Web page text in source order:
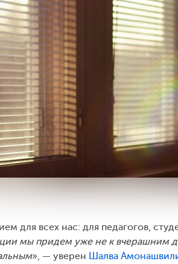
для всех нас: для педагогов,
мы придем уже не к вчерашним
», — уверен Шалва